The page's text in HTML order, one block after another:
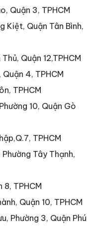
Quận 3, TPHCM
Kiệt, Quận Tân Bình,
Quận 12,TPHCM
4, TPHCM
TPHCM
10, Quận Gò
TPHCM
Tây Thạnh,
8, TPHCM
Quận 10, TPHCM
Phường 3, Quận Phú